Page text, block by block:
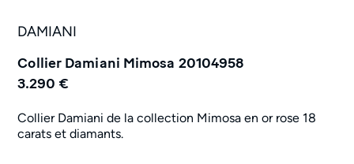
DAMIANI
Collier Damiani Mimosa 20104958
3.290 €
Collier Damiani de la collection Mimosa en or rose 18
carats et diamants.